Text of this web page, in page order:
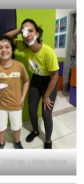
– Face the pie